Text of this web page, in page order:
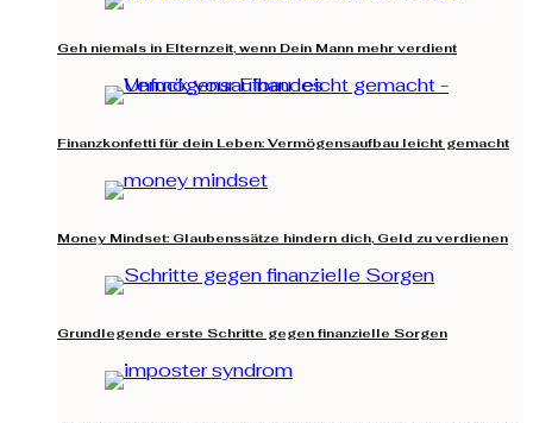
Geh niemals in Elternzeit, wenn Dein Mann mehr verdient
Finanzkonfetti für dein Leben: Vermögensaufbau leicht gemacht
Money Mindset: Glaubenssätze hindern dich, Geld zu verdienen
Grundlegende erste Schritte gegen finanzielle Sorgen